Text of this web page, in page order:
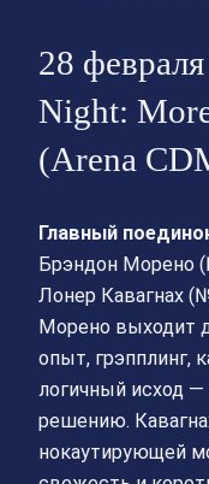
28
Night:
(Arena
Главный
Брэндон Морено
Лонер Кавагнах
Морено выходит
опыт, грэпплинг,
логичный исход —
решению.
нокаутирующей